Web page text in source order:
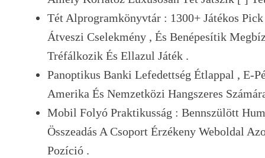
Tét Alprogramkönyvtár : 1300+ Játékos
Átveszi Cselekmény , És Benépesítik
Tréfálkozik És Ellazul Játék .
Panoptikus Banki Lefedettség Étlappal , E-
Amerika És Nemzetközi Hangszeres
Mobil Folyó Praktikusság : Bennszülött
Összeadás A Csoport Érzékeny Weboldal
Pozíció .